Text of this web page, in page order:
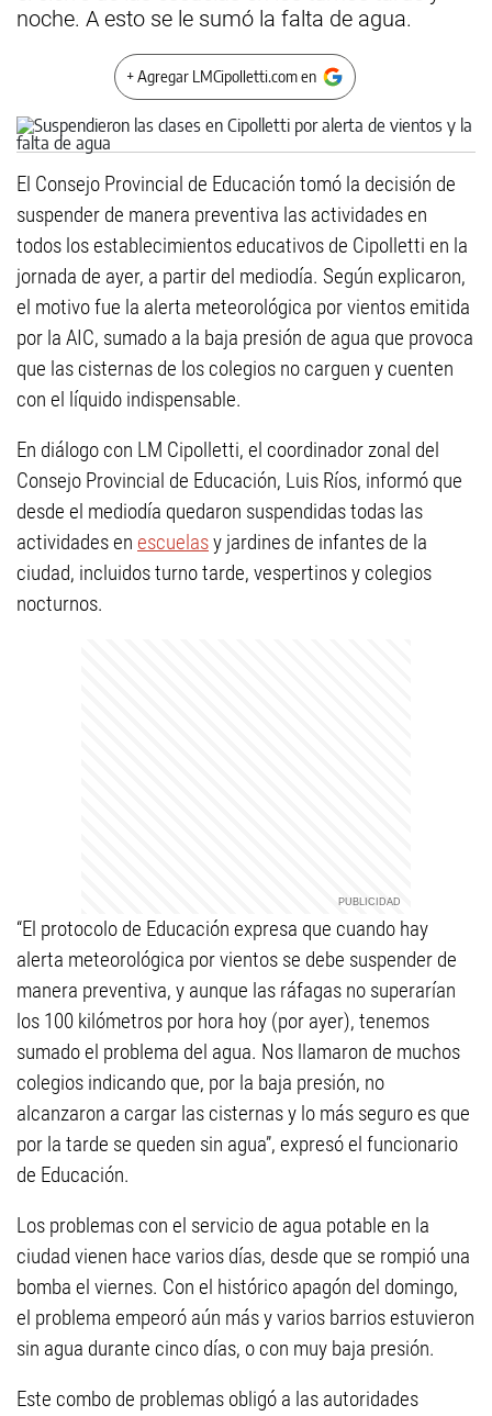
noche. A esto se le sumó la falta de agua.
+ Agregar LMCipolletti.com en
El Consejo Provincial de Educación tomó la decisión de
suspender de manera preventiva las actividades en
todos los establecimientos educativos de Cipolletti en la
jornada de ayer, a partir del mediodía. Según explicaron,
el motivo fue la alerta meteorológica por vientos emitida
por la AIC, sumado a la baja presión de agua que provoca
que las cisternas de los colegios no carguen y cuenten
con el líquido indispensable.
En diálogo con LM Cipolletti, el coordinador zonal del
Consejo Provincial de Educación, Luis Ríos, informó que
desde el mediodía quedaron suspendidas todas las
actividades en escuelasy jardines de infantes de la
ciudad, incluidos turno tarde, vespertinos y colegios
nocturnos.
“El protocolo de Educación expresa que cuando hay
alerta meteorológica por vientos se debe suspender de
manera preventiva, y aunque las ráfagas no superarían
los 100 kilómetros por hora hoy (por ayer), tenemos
sumado el problema del agua. Nos llamaron de muchos
colegios indicando que, por la baja presión, no
alcanzaron a cargar las cisternas y lo más seguro es que
por la tarde se queden sin agua”, expresó el funcionario
de Educación.
Los problemas con el servicio de agua potable en la
ciudad vienen hace varios días, desde que se rompió una
bomba el viernes. Con el histórico apagón del domingo,
el problema empeoró aún más y varios barrios estuvieron
sin agua durante cinco días, o con muy baja presión.
Este combo de problemas obligó a las autoridades